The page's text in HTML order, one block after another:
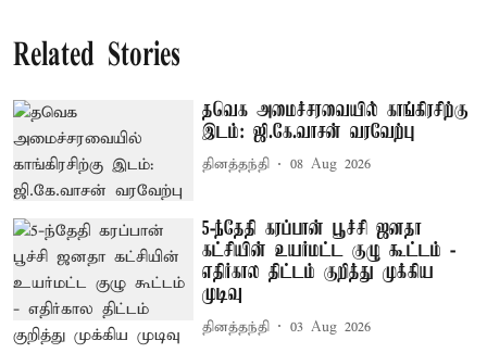
Related Stories
தவெக அமைச்சரவையில் காங்கிரசிற்கு
இடம்: ஜி.கே.வாசன் வரவேற்பு
தினத்தந்தி 08 Aug 2026
5-ந்தேதி கரப்பான் பூச்சி ஜனதா
கட்சியின் உயர்மட்ட குழு கூட்டம் -
எதிர்கால திட்டம் குறித்து முக்கிய
முடிவு
தினத்தந்தி 03 Aug 2026